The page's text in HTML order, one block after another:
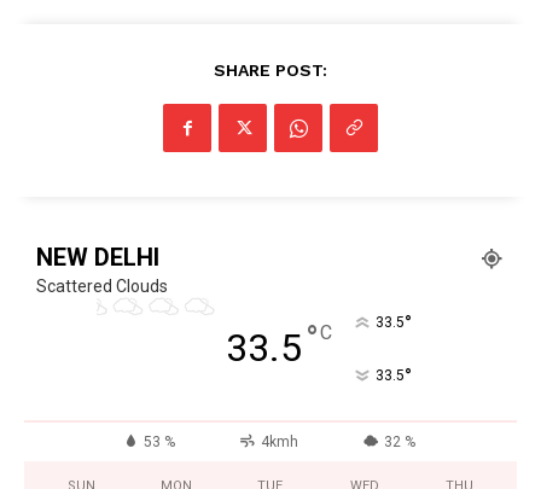
Read Latest News on AIN
NEWS 1 App
SHARE POST:
NEW DELHI
Scattered Clouds
33.5°C 33.5°
33.5°
53 % 4kmh 32 %